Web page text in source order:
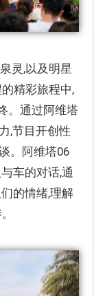
灵,以及明星
精彩旅程中,
。通过阿维塔
,节目开创性
。阿维塔06
车的对话,通
的情绪,理解